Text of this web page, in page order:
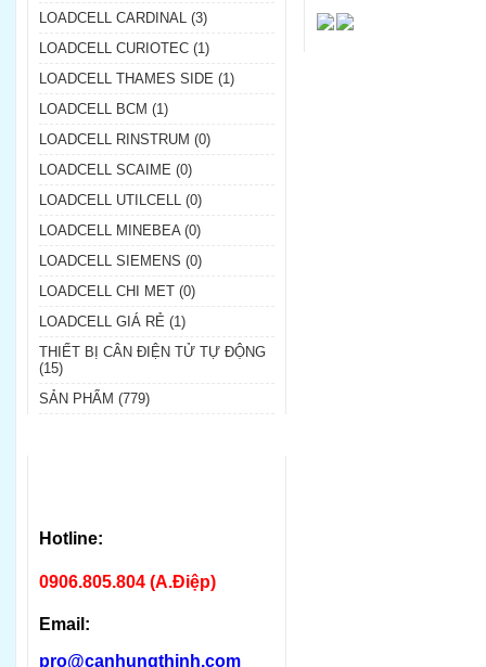
LOADCELL CARDINAL (3)
LOADCELL CURIOTEC (1)
LOADCELL THAMES SIDE (1)
LOADCELL BCM (1)
LOADCELL RINSTRUM (0)
LOADCELL SCAIME (0)
LOADCELL UTILCELL (0)
LOADCELL MINEBEA (0)
LOADCELL SIEMENS (0)
LOADCELL CHI MET (0)
LOADCELL GIÁ RẺ (1)
THIẾT BỊ CÂN ĐIỆN TỬ TỰ ĐỘNG
(15)
SẢN PHẨM (779)
Hotline:
0906.805.804 (A.Điệp)
Email:
pro@canhungthinh.com